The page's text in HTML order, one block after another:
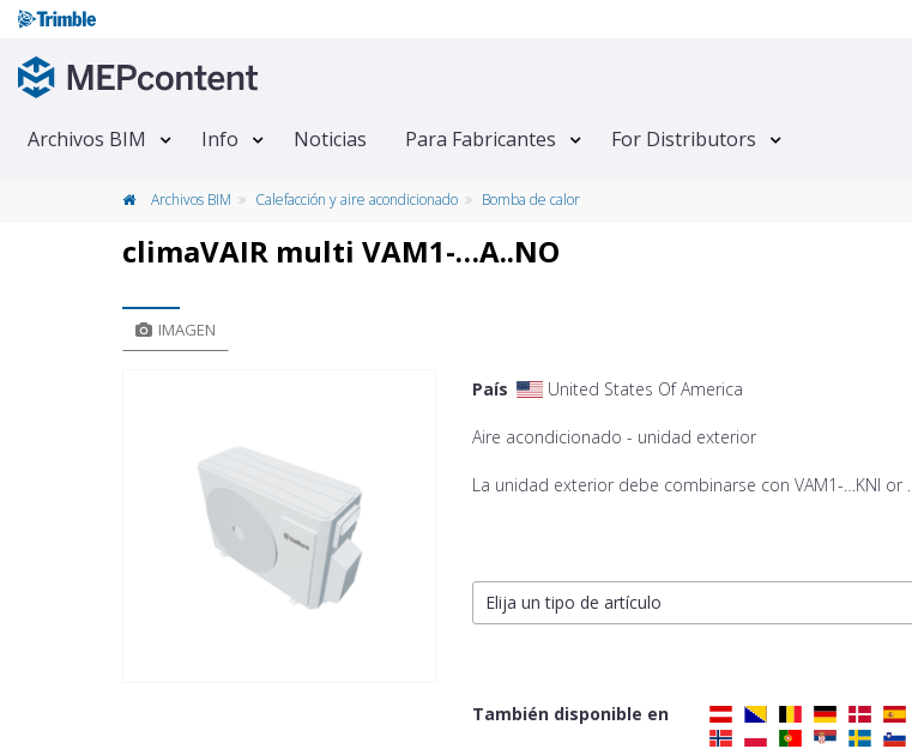
Archivos BIM Info Noticias Para Fabricantes For Distributors
Archivos BIM Calefacción y aire acondicionado Bomba de calor
climaVAIR multi VAM1-…A..NO
IMAGEN
País United States Of America
Aire acondicionado - unidad exterior
La unidad exterior debe combinarse con VAM1-…KNI or
Elija un tipo de artículo
También disponible en